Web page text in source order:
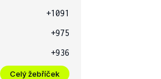
+1091
+975
+936
Celý žebříček